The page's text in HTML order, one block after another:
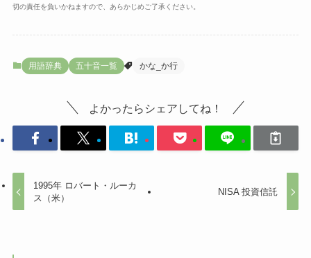
切の責任を負いかねますので、あらかじめご了承ください。
用語辞典 五十音一覧 かな_か行
よかったらシェアしてね！
1995年 ロバート・ルーカ
ス（米）
NISA 投資信託